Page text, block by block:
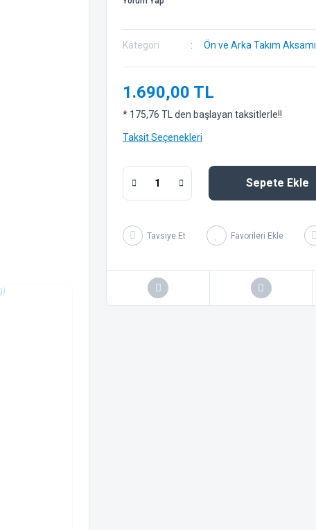
Kategori Ön ve Arka Takım Aksamı
1.690,00 TL
* 175,76 TL den başlayan taksitlerle!!
Taksit Seçenekleri
Sepete Ekle
Tavsiye Et